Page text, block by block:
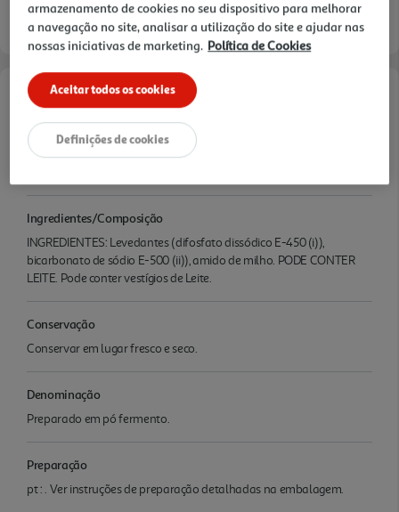
Características
Quantidade Liquida
Ingredientes/Composição
INGREDIENTES: Levedantes (difosfato dissódico E-450 (i)),
bicarbonato de sódio E-500 (ii)), amido de milho. PODE CONTER
LEITE. Pode conter vestígios de Leite.
Conservação
Conservar em lugar fresco e seco.
Denominação
Preparado em pó fermento.
Preparação
pt : . Ver instruções de preparação detalhadas na embalagem.
armazenamento de cookies no seu dispositivo para melhorar
a navegação no site, analisar a utilização do site e ajudar nas
nossas iniciativas de marketing. Política de Cookies
Aceitar todos os cookies
Definições de cookies